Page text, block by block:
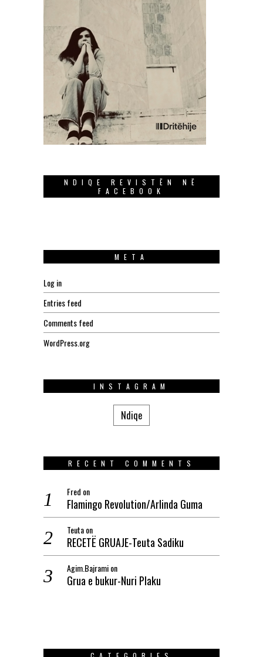
NDIQE REVISTËN NË
FACEBOOK
META
Log in
Entries feed
Comments feed
WordPress.org
INSTAGRAM
Ndiqe
RECENT COMMENTS
Fred on
Flamingo Revolution/Arlinda Guma
Teutaon
RECETË GRUAJE-Teuta Sadiku
Agim.Bajramion
Grua e bukur-Nuri Plaku